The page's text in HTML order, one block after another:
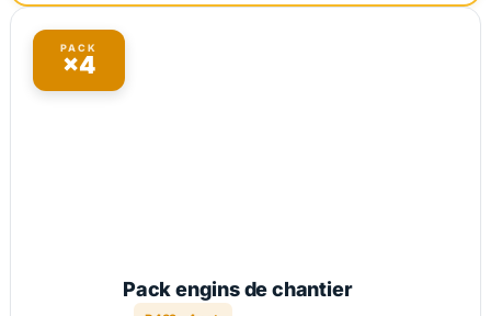
PACK
×4
Pack engins de chantier